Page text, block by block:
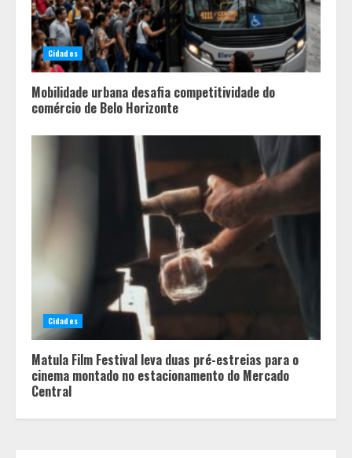
Cidades
Mobilidade urbana desafia competitividade do
comércio de Belo Horizonte
Cidades
Matula Film Festival leva duas pré-estreias para o
cinema montado no estacionamento do Mercado
Central
2
Minas+Doce- Feira e Festival da
Doçaria e Confeitaria Mineira
O Bloomsday hoje: 18 horas na vida
de Dublin sob vigilância